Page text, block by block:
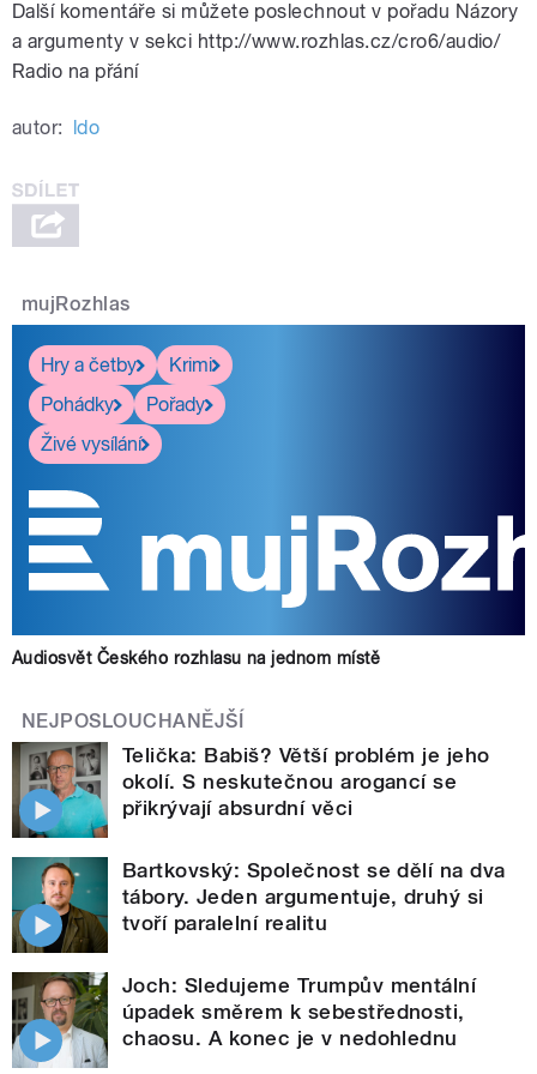
Další komentáře si můžete poslechnout v pořadu Názory
a argumenty v sekci http://www.rozhlas.cz/cro6/audio/
Radio na přání
autor: ldo
mujRozhlas
Hry a četby
Krimi
Pohádky
Pořady
Živé vysílání
Audiosvět Českého rozhlasu na jednom místě
NEJPOSLOUCHANĚJŠÍ
Telička: Babiš? Větší problém je jeho
okolí. S neskutečnou arogancí se
přikrývají absurdní věci
Bartkovský: Společnost se dělí na dva
tábory. Jeden argumentuje, druhý si
tvoří paralelní realitu
Joch: Sledujeme Trumpův mentální
úpadek směrem k sebestřednosti,
chaosu. A konec je v nedohlednu